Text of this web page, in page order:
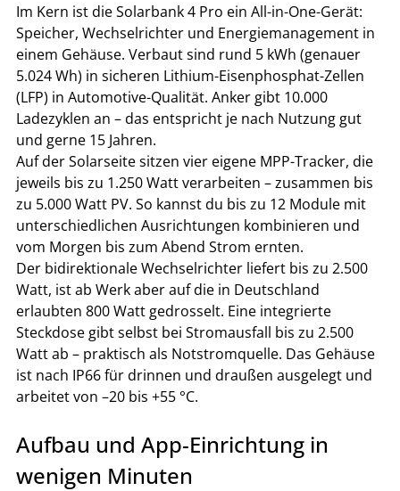
Im Kern ist die Solarbank 4 Pro ein All-in-One-Gerät:
Speicher, Wechselrichter und Energiemanagement in
einem Gehäuse. Verbaut sind rund 5 kWh (genauer
5.024 Wh) in sicheren Lithium-Eisenphosphat-Zellen
(LFP) in Automotive-Qualität. Anker gibt 10.000
Ladezyklen an – das entspricht je nach Nutzung gut
und gerne 15 Jahren.
Auf der Solarseite sitzen vier eigene MPP-Tracker, die
jeweils bis zu 1.250 Watt verarbeiten – zusammen bis
zu 5.000 Watt PV. So kannst du bis zu 12 Module mit
unterschiedlichen Ausrichtungen kombinieren und
vom Morgen bis zum Abend Strom ernten.
Der bidirektionale Wechselrichter liefert bis zu 2.500
Watt, ist ab Werk aber auf die in Deutschland
erlaubten 800 Watt gedrosselt. Eine integrierte
Steckdose gibt selbst bei Stromausfall bis zu 2.500
Watt ab – praktisch als Notstromquelle. Das Gehäuse
ist nach IP66 für drinnen und draußen ausgelegt und
arbeitet von –20 bis +55 °C.
Aufbau und App-Einrichtung in
wenigen Minuten